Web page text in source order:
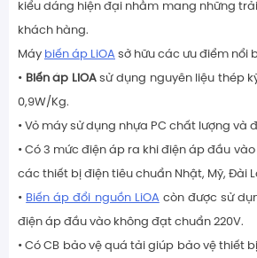
kiểu dáng hiện đại nhằm mang những
khách hàng.
Máy biến áp LiOA sở hữu các ưu điểm nổi
• Biến áp LiOAsử dụng nguyên liệu thép
0,9W/Kg.
• Vỏ máy sử dụng nhựa PC chất lượng và
• Có 3 mức điện áp ra khi điện áp đầu vào
các thiết bị điện tiêu chuẩn Nhật, Mỹ, Đài
• Biến áp đổi nguồn LiOAcòn được sử
điện áp đầu vào không đạt chuẩn 220V.
• Có CB bảo vệ quá tải giúp bảo vệ thiết